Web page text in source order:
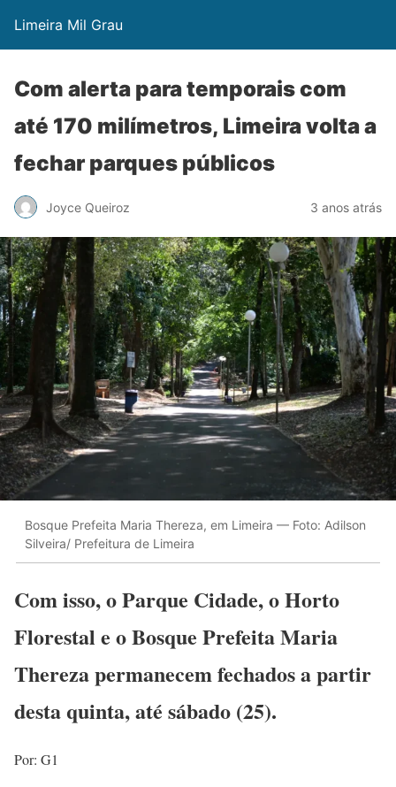
Limeira Mil Grau
Com alerta para temporais com
até 170 milímetros, Limeira volta a
fechar parques públicos
Joyce Queiroz 3 anos atrás
Bosque Prefeita Maria Thereza, em Limeira — Foto: Adilson
Silveira/ Prefeitura de Limeira
Com isso, o Parque Cidade, o Horto
Florestal e o Bosque Prefeita Maria
Thereza permanecem fechados a partir
desta quinta, até sábado (25).
Por: G1